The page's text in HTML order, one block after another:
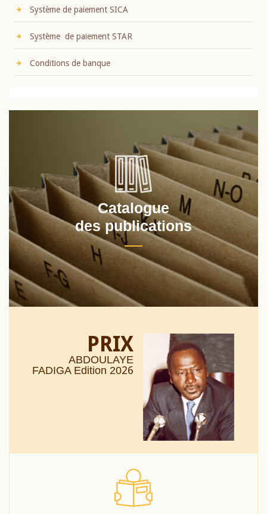
Système de paiement SICA
Système de paiement STAR
Conditions de banque
Catalogue
des publications
PRIX
ABDOULAYE
FADIGA Edition 2026